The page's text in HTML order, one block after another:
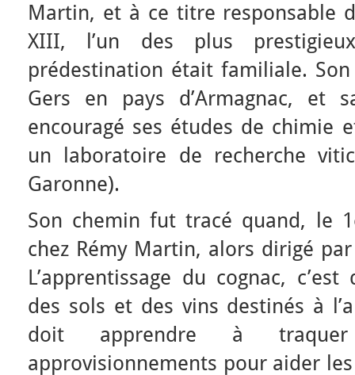
Martin, et à ce titre responsable
XIII, l’un des plus
prédestination était familiale.
Gers en pays d’Armagnac, et
encouragé ses études de chimie
un laboratoire de recherche
Garonne).
Son chemin fut tracé quand, le
chez Rémy Martin, alors dirigé
L’apprentissage du cognac,
des sols et des vins destinés à
doit apprendre à
approvisionnements pour aider